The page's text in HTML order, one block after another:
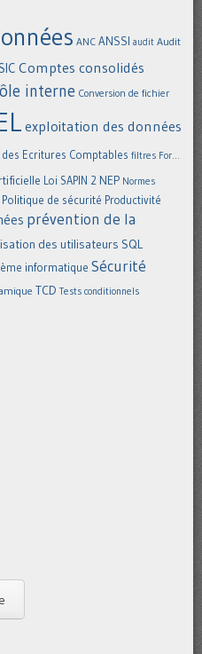
ANC ANSSI audit Audit
Comptes consolidés
interne Conversion de fichier
exploitation des données
des Ecritures Comptables filtres For...
Loi SAPIN 2 NEP Normes
Politique de sécurité Productivité
prévention de la
des utilisateurs SQL
informatique Sécurité
TCD Tests conditionnels